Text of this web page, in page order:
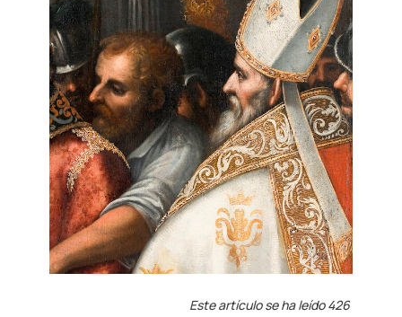
Este artículo se ha leído 426